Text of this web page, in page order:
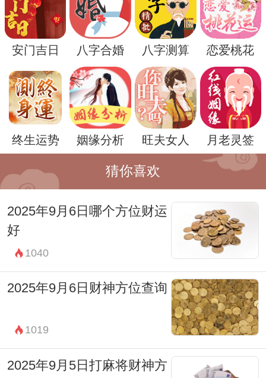
星座： 巨蟹座
彭祖： 壬不泱水更难提防，午不苫盖屋主更
张
日宜：祭祀 入殓 破土 除服 成服 移柩 启钻
安葬 谢土 馀事勿取
日忌：无
2025年7月12日各时辰财神方位：
子时(00:00-00:59) 财神在正东方。
丑时(01:00-02:59) 财神在正东方。
寅时(03:00-04:59) 财神在正南方。
卯时(05:00-06:59) 财神在正南方。
辰时(07:00-08:59) 财神在东北方。
巳时(09:00-10:59) 财神在东北方。
午时(11:00-12:59) 财神在西南方。
未时(13:00-14:59) 财神在西南方。
申时(15:00-16:59) 财神在正北方。
酉时(17:00-18:59) 财神在正北方。
安门吉日 八字合婚 八字测算 恋爱桃花
终生运势 姻缘分析 旺夫女人 月老灵签
猜你喜欢
2025年9月6日哪个方位财运
好
1040
2025年9月6日财神方位查询
1019
2025年9月5日打麻将财神方